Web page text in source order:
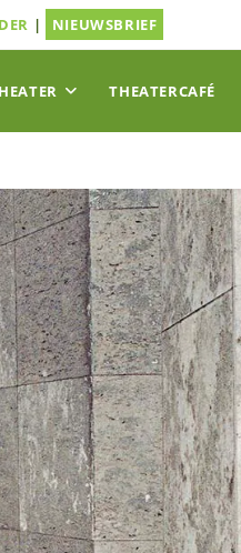
| NIEUWSBRIEF
THEATERCAFÉ